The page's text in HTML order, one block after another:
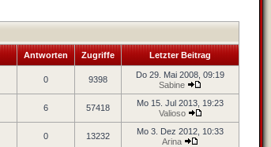
Antworten Zugriffe Letzter Beitrag
0 9398
Do 29. Mai 2008, 09:19
Sabine
6 57418
Mo 15. Jul 2013, 19:23
Valioso
0 13232
Mo 3. Dez 2012, 10:33
Arina